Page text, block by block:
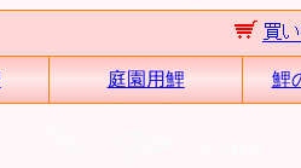
庭園用鯉 鯉